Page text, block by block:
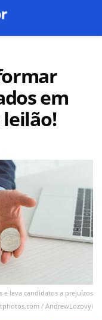
em
e leva candidatos a prejuízos
/ AndrewLozovyi